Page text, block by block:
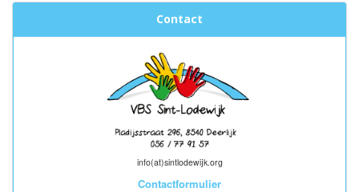
Contact
info(at)sintlodewijk.org
Contactformulier